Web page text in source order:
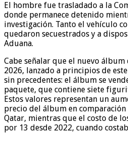
El hombre fue trasladado a la
donde permanece detenido
investigación. Tanto el vehículo
quedaron secuestrados y a
Aduana.
Cabe señalar que el nuevo
2026, lanzado a principios de
sin precedentes: el álbum se
paquete, que contiene siete
Estos valores representan un
precio del álbum en
Qatar, mientras que el costo de
por 13 desde 2022, cuando